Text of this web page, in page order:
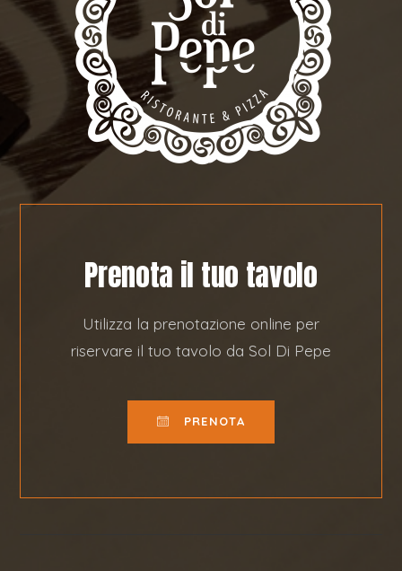
Prenota il tuo tavolo
Utilizza la prenotazione online per
riservare il tuo tavolo da Sol Di Pepe
PRENOTA